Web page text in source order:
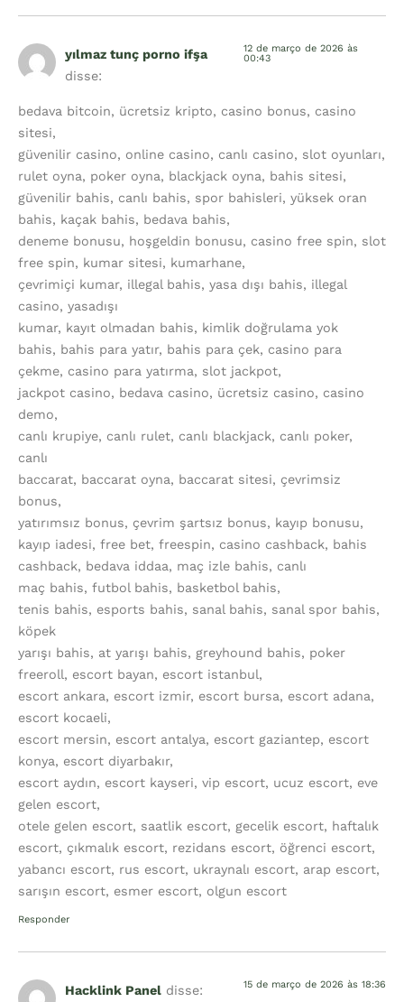
yılmaz tunç porno ifşa
disse:
12 de março de 2026 às
00:43
bedava bitcoin, ücretsiz kripto, casino bonus, casino
sitesi,
güvenilir casino, online casino, canlı casino, slot oyunları,
rulet oyna, poker oyna, blackjack oyna, bahis sitesi,
güvenilir bahis, canlı bahis, spor bahisleri, yüksek oran
bahis, kaçak bahis, bedava bahis,
deneme bonusu, hoşgeldin bonusu, casino free spin, slot
free spin, kumar sitesi, kumarhane,
çevrimiçi kumar, illegal bahis, yasa dışı bahis, illegal
casino, yasadışı
kumar, kayıt olmadan bahis, kimlik doğrulama yok
bahis, bahis para yatır, bahis para çek, casino para
çekme, casino para yatırma, slot jackpot,
jackpot casino, bedava casino, ücretsiz casino, casino
demo,
canlı krupiye, canlı rulet, canlı blackjack, canlı poker,
canlı
baccarat, baccarat oyna, baccarat sitesi, çevrimsiz
bonus,
yatırımsız bonus, çevrim şartsız bonus, kayıp bonusu,
kayıp iadesi, free bet, freespin, casino cashback, bahis
cashback, bedava iddaa, maç izle bahis, canlı
maç bahis, futbol bahis, basketbol bahis,
tenis bahis, esports bahis, sanal bahis, sanal spor bahis,
köpek
yarışı bahis, at yarışı bahis, greyhound bahis, poker
freeroll, escort bayan, escort istanbul,
escort ankara, escort izmir, escort bursa, escort adana,
escort kocaeli,
escort mersin, escort antalya, escort gaziantep, escort
konya, escort diyarbakır,
escort aydın, escort kayseri, vip escort, ucuz escort, eve
gelen escort,
otele gelen escort, saatlik escort, gecelik escort, haftalık
escort, çıkmalık escort, rezidans escort, öğrenci escort,
yabancı escort, rus escort, ukraynalı escort, arap escort,
sarışın escort, esmer escort, olgun escort
Responder
Hacklink Panel disse: 15 de março de 2026 às 18:36